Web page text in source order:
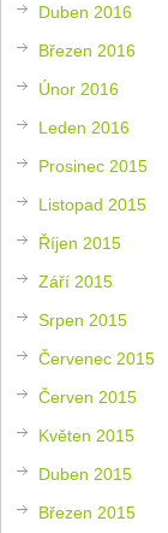
Duben 2016
Březen 2016
Únor 2016
Leden 2016
Prosinec 2015
Listopad 2015
Říjen 2015
Září 2015
Srpen 2015
Červenec 2015
Červen 2015
Květen 2015
Duben 2015
Březen 2015